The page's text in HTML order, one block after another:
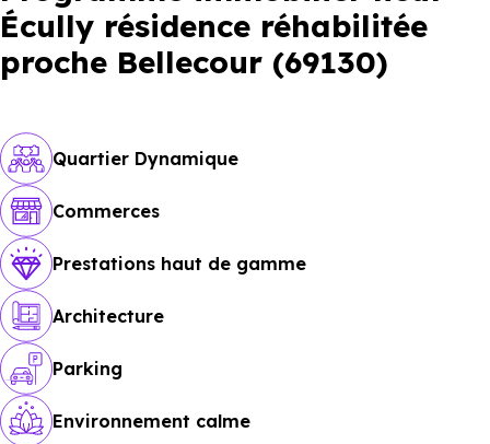
Écully résidence réhabilitée
proche Bellecour (69130)
Quartier Dynamique
Commerces
Prestations haut de gamme
Architecture
Parking
Environnement calme